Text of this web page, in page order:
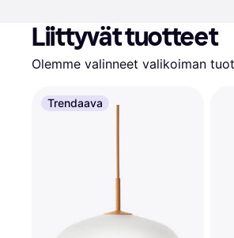
Liittyvät tuotteet
Olemme valinneet valikoiman
Trendaava